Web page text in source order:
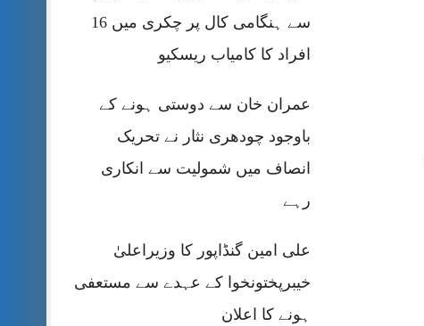
سے ہنگامی کال پر چکری میں 16
افراد کا کامیاب ریسکیو
عمران خان سے دوستی ہونے کے
باوجود چودھری نثار نے تحریک
انصاف میں شمولیت سے انکاری
رہے
علی امین گنڈاپور کا وزیراعلیٰ
خیبرپختونخوا کے عہدے سے مستعفی
ہونے کا اعلان